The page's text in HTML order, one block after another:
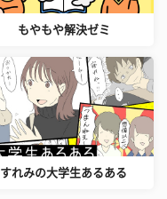
もやもや解決ゼミ
すれみの大学生あるある